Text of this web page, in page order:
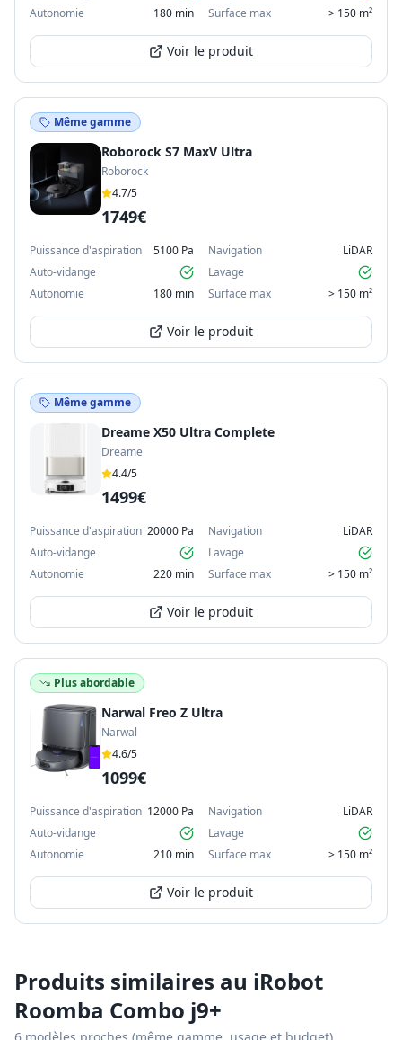
Autonomie
180 min Surface max > 150 m²
Voir le produit
Même gamme
Roborock S7 MaxV Ultra
Roborock
4.7/5
1749€
Puissance d'aspiration 5100 Pa Navigation
LiDAR
Auto-vidange
Lavage
Autonomie
180 min Surface max > 150 m²
Voir le produit
Même gamme
Dreame X50 Ultra Complete
Dreame
4.4/5
1499€
Puissance d'aspiration 20000 Pa Navigation
LiDAR
Auto-vidange
Lavage
Autonomie
220 min Surface max > 150 m²
Voir le produit
Plus abordable
Narwal Freo Z Ultra
Narwal
4.6/5
1099€
Puissance d'aspiration 12000 Pa Navigation
LiDAR
Auto-vidange
Lavage
Autonomie
210 min Surface max > 150 m²
Voir le produit
Produits similaires au iRobot
Roomba Combo j9+